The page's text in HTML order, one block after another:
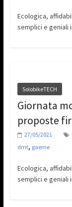
Ecologica,
semplici e geniali
SolobikeTECH
Giornata
proposte
27/05/2021
dmt, gaerne
Ecologica,
semplici e geniali